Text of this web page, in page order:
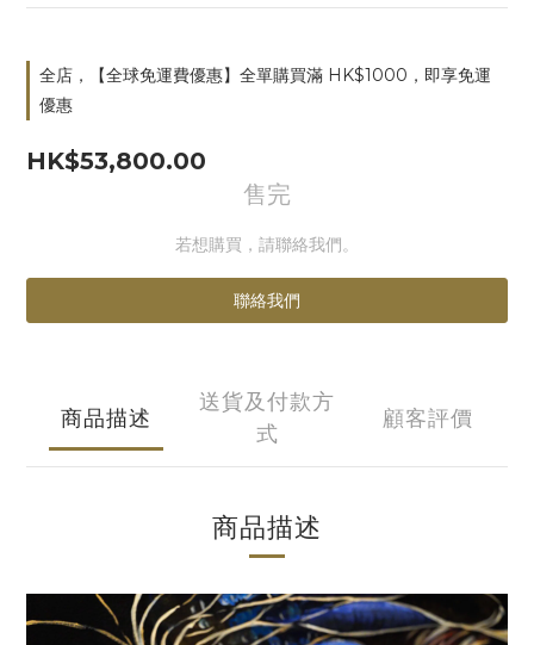
全店，【全球免運費優惠】全單購買滿 HK$1000，即享免運
優惠
HK$53,800.00
售完
若想購買，請聯絡我們。
聯絡我們
商品描述
送貨及付款方
式
顧客評價
商品描述